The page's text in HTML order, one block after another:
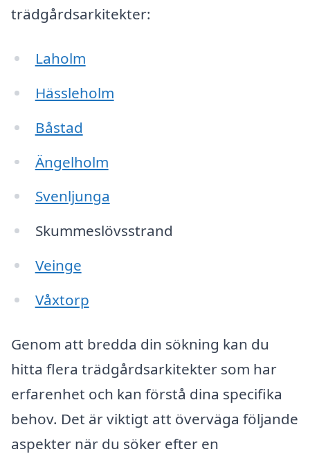
trädgårdsarkitekter:
Laholm
Hässleholm
Båstad
Ängelholm
Svenljunga
Skummeslövsstrand
Veinge
Våxtorp
Genom att bredda din sökning kan du
hitta flera trädgårdsarkitekter som har
erfarenhet och kan förstå dina specifika
behov. Det är viktigt att överväga följande
aspekter när du söker efter en